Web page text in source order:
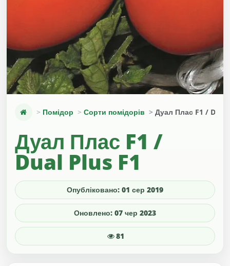
Помідор Сорти помідорів Дуал Плас F1 / Dual
Дуал Плас F1 /
Dual Plus F1
Опубліковано: 01 сер 2019
Оновлено: 07 чер 2023
81